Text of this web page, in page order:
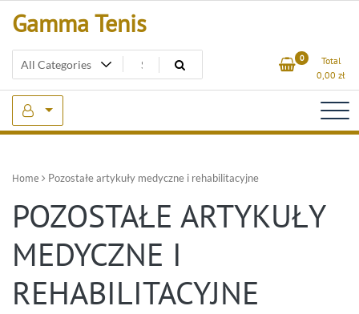
Gamma Tenis
0
Total
0,00 zł
Home Pozostałe artykuły medyczne i rehabilitacyjne
POZOSTAŁE ARTYKUŁY
MEDYCZNE I
REHABILITACYJNE